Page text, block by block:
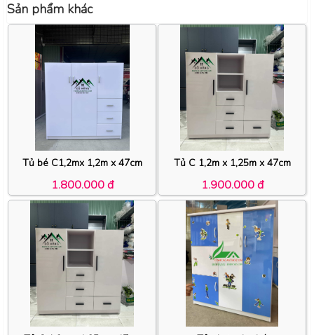
Sản phẩm khác
Tủ bé C1,2mx 1,2m x 47cm
1.800.000 đ
Tủ C 1,2m x 1,25m x 47cm
1.900.000 đ